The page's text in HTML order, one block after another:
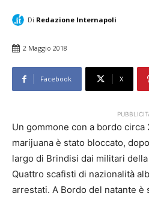
Di Redazione Internapoli
2 Maggio 2018
Facebook X
Un gommone con a bordo circa
marijuana è stato bloccato,
largo di Brindisi dai militari
Quattro scafisti di nazionalità
arrestati. A Bordo del natante è